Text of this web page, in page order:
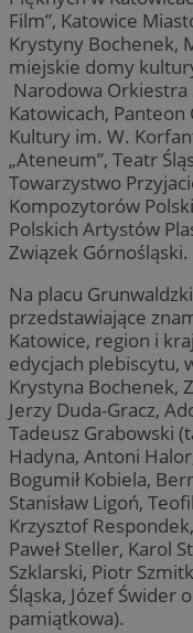
Film”, Katowice
Krystyny Bochenek,
miejskie domy
Narodowa Orkiestra
Katowicach,
Kultury im. W.
„Ateneum”, Teatr
Towarzystwo
Kompozytorów
Polskich Artystów
Związek Górnośląski.
Na placu
przedstawiające
Katowice, region i
edycjach plebiscytu,
Krystyna Bochenek,
Jerzy Duda-Gracz,
Tadeusz Grabowski
Hadyna, Antoni
Bogumił Kobiela,
Stanisław Ligoń,
Krzysztof
Paweł Steller, Karol
Szklarski, Piotr
Śląska, Józef Świder
pamiątkowa).